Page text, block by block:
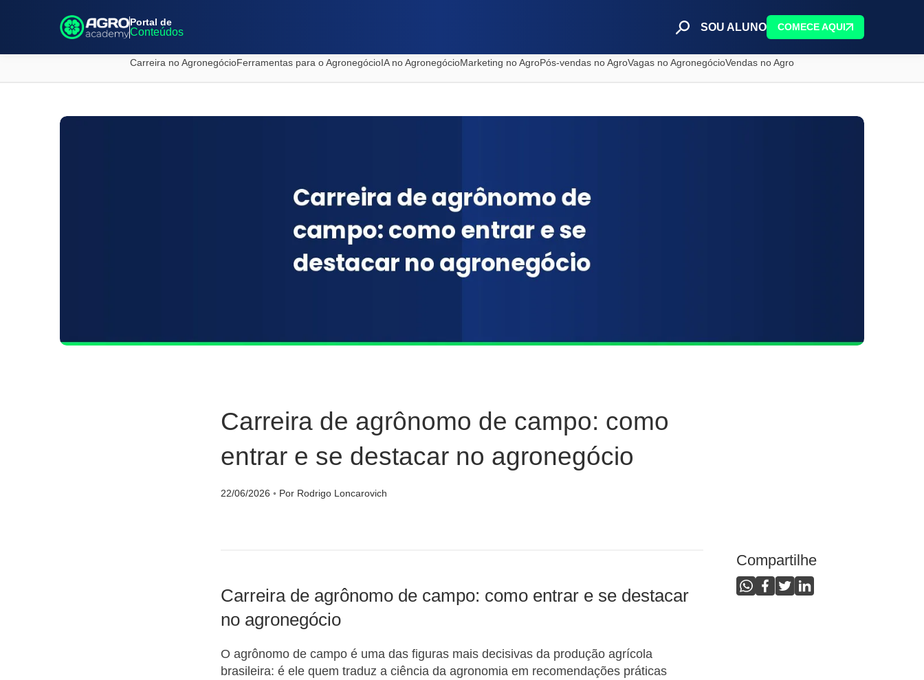
Portal de
Conteúdos SOU ALUNO COMECE AQUI
Carreira no AgronegócioFerramentas para o AgronegócioIA no AgronegócioMarketing no AgroPós-vendas no AgroVagas no AgronegócioVendas no Agro
Carreira de agrônomo de campo: como
entrar e se destacar no agronegócio
22/06/2026 ◦ Por Rodrigo Loncarovich
Carreira de agrônomo de campo: como entrar e se destacar
no agronegócio
O agrônomo de campo é uma das figuras mais decisivas da produção agrícola
brasileira: é ele quem traduz a ciência da agronomia em recomendações práticas
Compartilhe